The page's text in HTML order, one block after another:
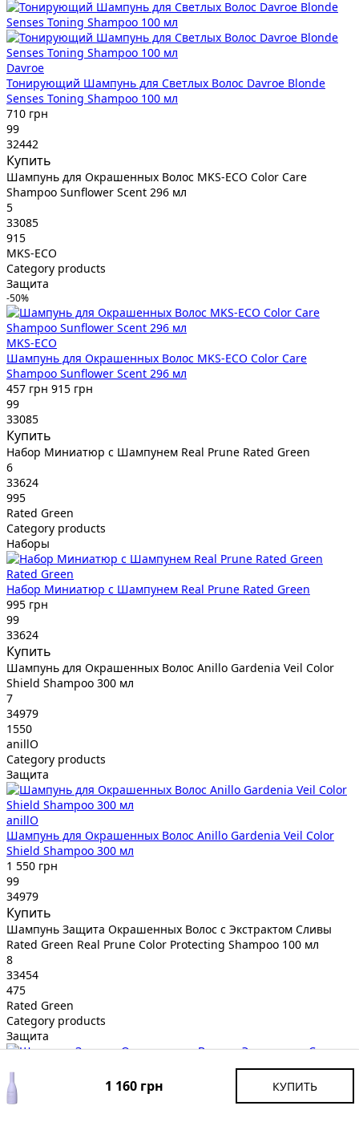
1 160 грн КУПИТЬ
Davroe
Тонирующий Шампунь для Светлых Волос Davroe Blonde
Senses Toning Shampoo 100 мл
710 грн
99
32442
Купить
Шампунь для Окрашенных Волос MKS-ECO Color Care
Shampoo Sunflower Scent 296 мл
5
33085
915
MKS-ECO
Category products
Защита
-50%
MKS-ECO
Шампунь для Окрашенных Волос MKS-ECO Color Care
Shampoo Sunflower Scent 296 мл
457 грн 915 грн
99
33085
Купить
Набор Миниатюр с Шампунем Real Prune Rated Green
6
33624
995
Rated Green
Category products
Наборы
Rated Green
Набор Миниатюр с Шампунем Real Prune Rated Green
995 грн
99
33624
Купить
Шампунь для Окрашенных Волос Anillo Gardenia Veil Color
Shield Shampoo 300 мл
7
34979
1550
anillO
Category products
Защита
anillO
Шампунь для Окрашенных Волос Anillo Gardenia Veil Color
Shield Shampoo 300 мл
1 550 грн
99
34979
Купить
Шампунь Защита Окрашенных Волос с Экстрактом Сливы
Rated Green Real Prune Color Protecting Shampoo 100 мл
8
33454
475
Rated Green
Category products
Защита
Rated Green
Шампунь Защита Окрашенных Волос с Экстрактом Сливы